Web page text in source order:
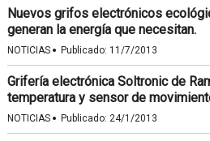
Nuevos grifos electrónicos
generan la energía que necesitan.
NOTICIAS · Publicado: 11/7/2013
Grifería electrónica Soltronic de
temperatura y sensor de
NOTICIAS · Publicado: 24/1/2013